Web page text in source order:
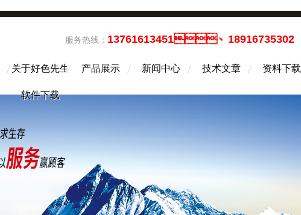
服务热线： 13761613451、18916735302
关于好色先生
软件下载
产品展示 新闻中心 技术文章 资料下载